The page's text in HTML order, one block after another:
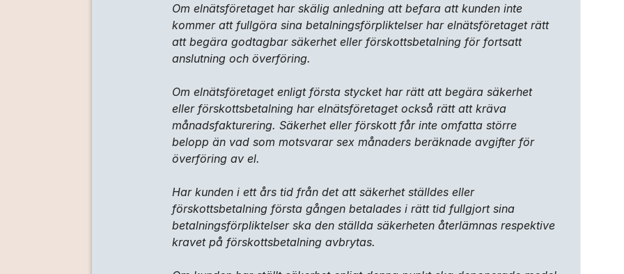
Om elnätsföretaget har skälig anledning att befara att kunden inte
kommer att fullgöra sina betalningsförpliktelser har elnätsföretaget rätt
att begära godtagbar säkerhet eller förskottsbetalning för fortsatt
anslutning och överföring.
Om elnätsföretaget enligt första stycket har rätt att begära säkerhet
eller förskottsbetalning har elnätsföretaget också rätt att kräva
månadsfakturering. Säkerhet eller förskott får inte omfatta större
belopp än vad som motsvarar sex månaders beräknade avgifter för
överföring av el.
Har kunden i ett års tid från det att säkerhet ställdes eller
förskottsbetalning första gången betalades i rätt tid fullgjort sina
betalningsförpliktelser ska den ställda säkerheten återlämnas respektive
kravet på förskottsbetalning avbrytas.